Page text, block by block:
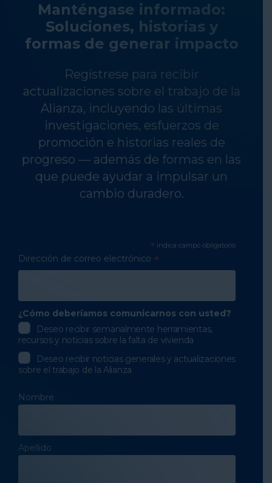
Manténgase informado:
Soluciones, historias y
formas de generar impacto
Regístrese para recibir
actualizaciones sobre el trabajo de la
Alianza, incluyendo las últimas
investigaciones, esfuerzos de
promoción e historias reales de
progreso — además de formas en las
que puede ayudar a impulsar un
cambio duradero.
* indica campo obligatorio
Dirección de correo electrónico *
¿Cómo deberíamos comunicarnos con usted?
Deseo recibir semanalmente herramientas,
recursos y noticias sobre la falta de vivienda
Deseo recibir noticias generales y actualizaciones
sobre el trabajo de la Alianza
Nombre
Apellido